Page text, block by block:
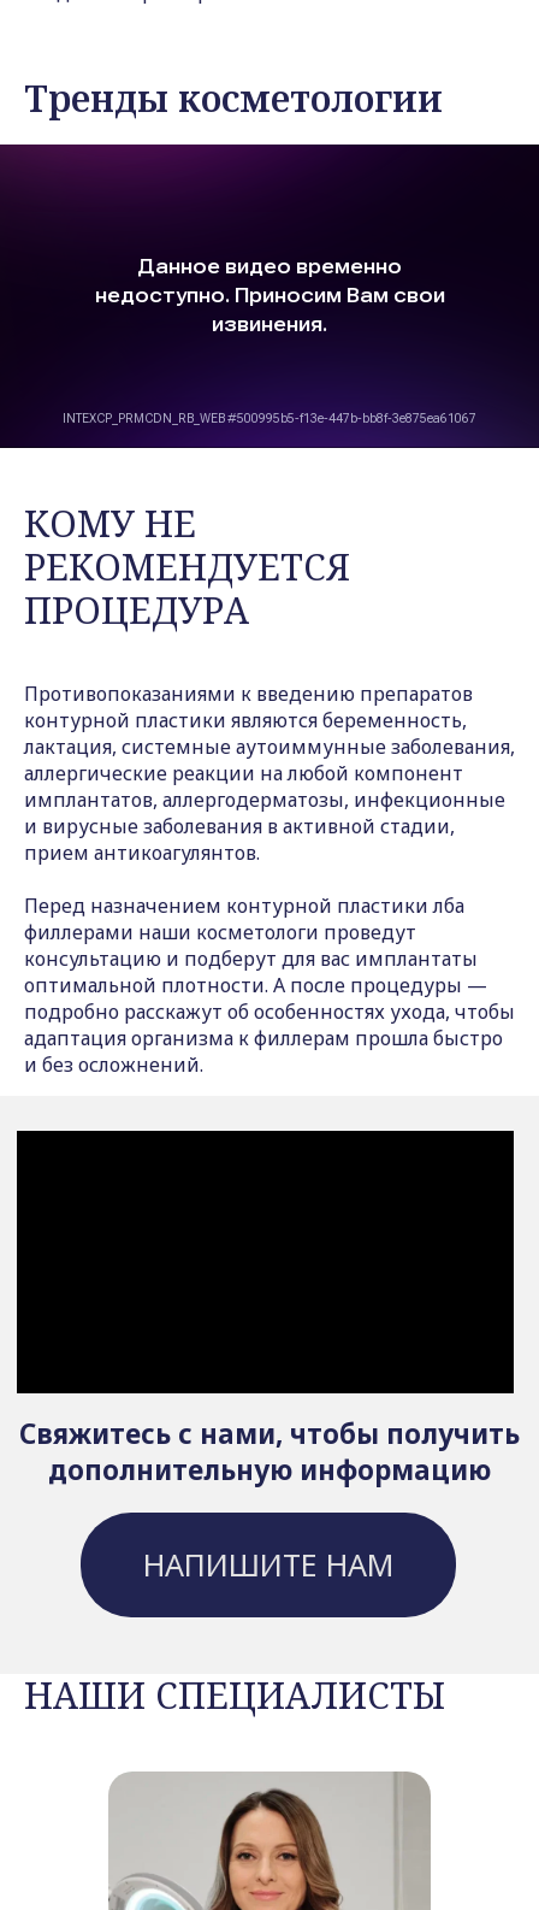
Тренды косметологии
КОМУ НЕ
РЕКОМЕНДУЕТСЯ
ПРОЦЕДУРА
Противопоказаниями к введению препаратов
контурной пластики являются беременность,
лактация, системные аутоиммунные заболевания,
аллергические реакции на любой компонент
имплантатов, аллергодерматозы, инфекционные
и вирусные заболевания в активной стадии,
прием антикоагулянтов.
Перед назначением контурной пластики лба
филлерами наши косметологи проведут
консультацию и подберут для вас имплантаты
оптимальной плотности. А после процедуры —
подробно расскажут об особенностях ухода, чтобы
адаптация организма к филлерам прошла быстро
и без осложнений.
НАШИ СПЕЦИАЛИСТЫ